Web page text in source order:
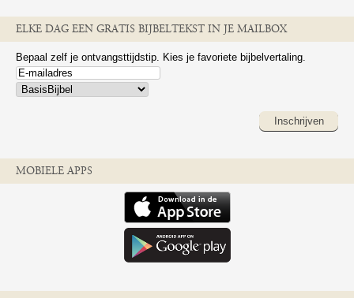
ELKE DAG EEN GRATIS BIJBELTEKST IN JE MAILBOX
Bepaal zelf je ontvangsttijdstip. Kies je favoriete bijbelvertaling.
Inschrijven
MOBIELE APPS